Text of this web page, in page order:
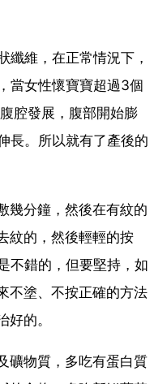
纖維，在正常情況下，
當女性懷寶寶超過3個
腔發展，腹部開始膨
長。所以就有了產後的
幾分鐘，然後在有紋的
紋的，然後輕輕的按
不錯的，但要堅持，如
不塗、不按正確的方法
的。
礦物質，多吃有蛋白質